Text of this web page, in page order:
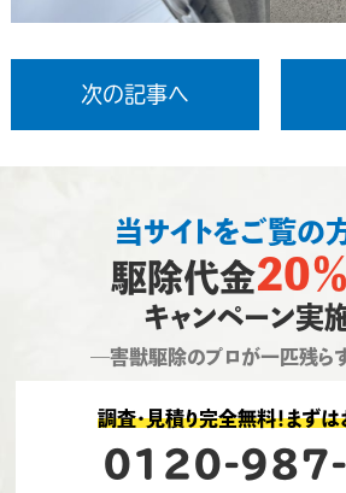
次の記事へ
当サイトをご覧の
駆除代金20
キャンペーン実
―害獣駆除のプロが一匹残ら
調査・見積り完全無料！まずは
0120-